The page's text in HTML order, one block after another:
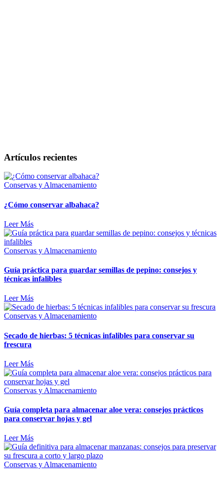
Artículos recientes
Conservas y Almacenamiento
¿Cómo conservar albahaca?
Leer Más
Conservas y Almacenamiento
Guía práctica para guardar semillas de pepino: consejos y
técnicas infalibles
Leer Más
Conservas y Almacenamiento
Secado de hierbas: 5 técnicas infalibles para conservar su
frescura
Leer Más
Conservas y Almacenamiento
Guía completa para almacenar aloe vera: consejos prácticos
para conservar hojas y gel
Leer Más
Conservas y Almacenamiento